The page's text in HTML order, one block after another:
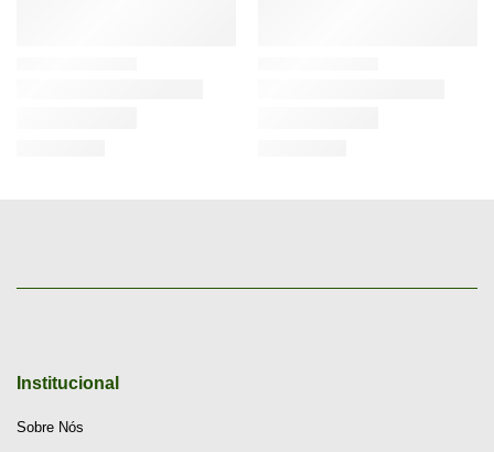
Institucional
Sobre Nós